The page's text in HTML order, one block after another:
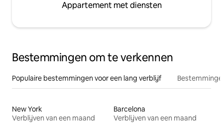
Appartement met diensten
Bestemmingen om te verkennen
Populaire bestemmingen voor een lang verblijf
New York
Verblijven van een maand
Barcelona
Verblijven van een maand